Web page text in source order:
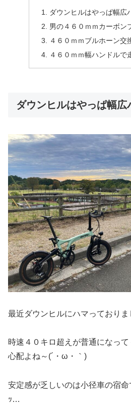
ダウンヒルはやっぱ幅広
男の４６０ｍｍカーボン
４６０ｍｍブルホーン交
４６０ｍｍ幅ハンドルで
ダウンヒルはやっぱ幅広
最近ダウンヒルにハマっておりま
時速４０キロ超えが普通になっ
心配よね～(´・ω・｀)
安定感が乏しいのは小径車の宿
ｯ…